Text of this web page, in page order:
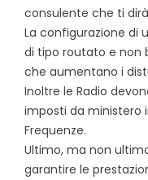
consulente che ti
La configurazione di
di tipo routato e non
che aumentano i
Inoltre le Radio
imposti da ministero
Frequenze.
Ultimo, ma non
garantire le